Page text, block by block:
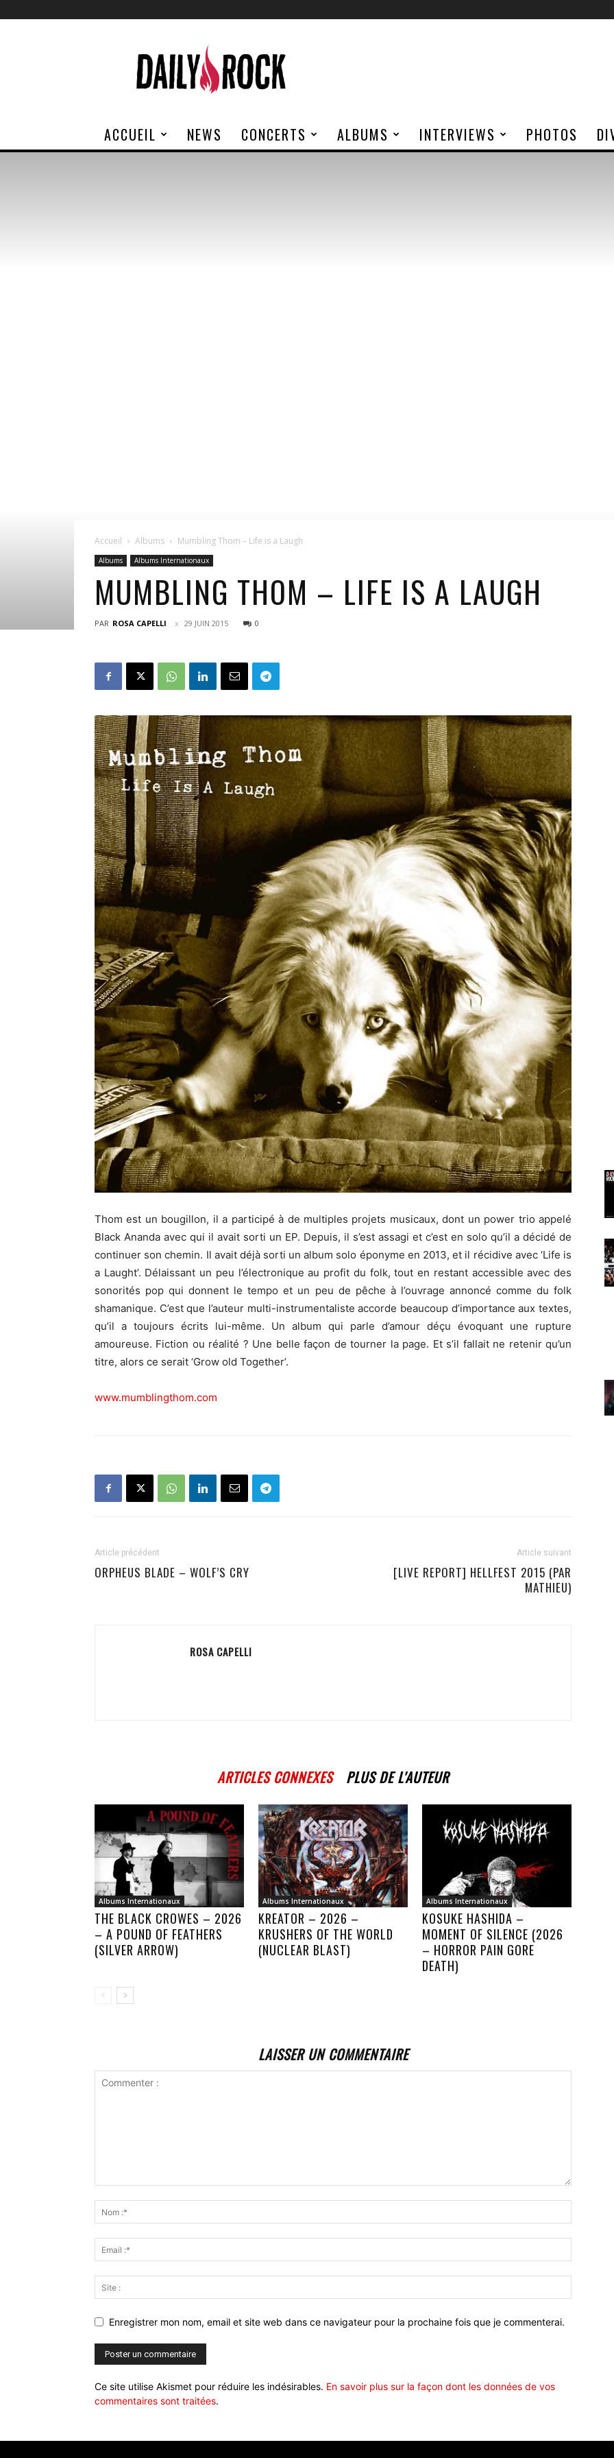
Rock
ACCUEIL NEWS CONCERTS ALBUMS INTERVIEWS PHOTOS
Accueil Albums Mumbling Thom – Life is a Laugh
Albums Albums Internationaux
MUMBLING THOM – LIFE IS A LAUGH
PAR ROSA CAPELLI 29 JUIN 2015 0
Thom est un bougillon, il a participé à de multiples projets musicaux, dont un power trio appelé
Black Ananda avec qui il avait sorti un EP. Depuis, il s’est assagi et c’est en solo qu’il a décidé de
continuer son chemin. Il avait déjà sorti un album solo éponyme en 2013, et il récidive avec ‘Life is
a Laught’. Délaissant un peu l’électronique au profit du folk, tout en restant accessible avec des
sonorités pop qui donnent le tempo et un peu de pêche à l’ouvrage annoncé comme du folk
shamanique. C’est que l’auteur multi-instrumentaliste accorde beaucoup d’importance aux textes,
qu’il a toujours écrits lui-même. Un album qui parle d’amour déçu évoquant une rupture
amoureuse. Fiction ou réalité ? Une belle façon de tourner la page. Et s’il fallait ne retenir qu’un
titre, alors ce serait ‘Grow old Together’. 
www.mumblingthom.com
Article précédent
ORPHEUS BLADE – WOLF’S CRY
Article suivant
[LIVE REPORT] HELLFEST 2015 (PAR
MATHIEU)
ROSA CAPELLI
ARTICLES CONNEXES PLUS DE L'AUTEUR
Albums Internationaux
THE BLACK CROWES – 2026
– A POUND OF FEATHERS
(SILVER ARROW)
Albums Internationaux
KREATOR – 2026 –
KRUSHERS OF THE WORLD
(NUCLEAR BLAST)
Albums Internationaux
KOSUKE HASHIDA –
MOMENT OF SILENCE (2026
– HORROR PAIN GORE
DEATH)
LAISSER UN COMMENTAIRE
Enregistrer mon nom, email et site web dans ce navigateur pour la prochaine fois que je commenterai.
Ce site utilise Akismet pour réduire les indésirables. En savoir plus sur la façon dont les données de vos
commentaires sont traitées.